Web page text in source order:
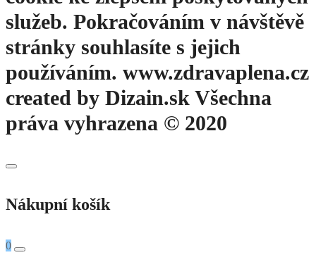
služeb. Pokračováním v návštěvě
stránky souhlasíte s jejich
používáním. www.zdravaplena.cz
created by Dizain.sk Všechna
práva vyhrazena © 2020
Nákupní košík
0